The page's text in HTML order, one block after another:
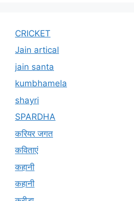
kumbhamela
SPARDHA